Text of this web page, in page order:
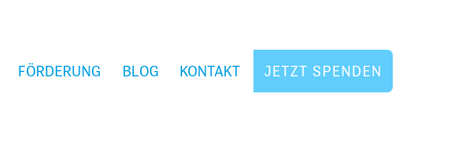
FÖRDERUNG BLOG KONTAKT JETZT SPENDEN